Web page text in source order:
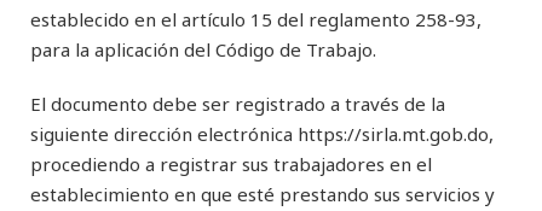
establecido en el artículo 15 del reglamento 258-93,
para la aplicación del Código de Trabajo.
El documento debe ser registrado a través de la
siguiente dirección electrónica https://sirla.mt.gob.do,
procediendo a registrar sus trabajadores en el
establecimiento en que esté prestando sus servicios y